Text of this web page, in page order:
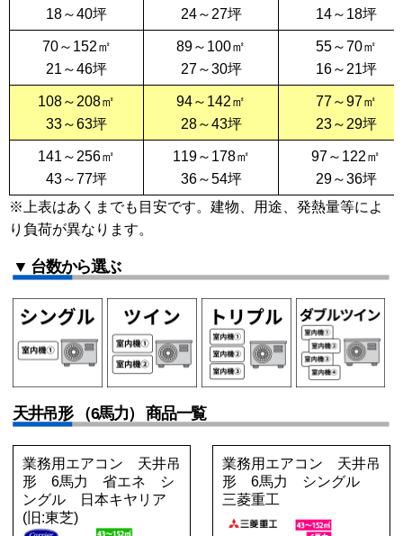
18～40坪
24～27坪
14～18坪
70～152㎡
21～46坪
89～100㎡
27～30坪
55～70㎡
16～21坪
108～208㎡
33～63坪
94～142㎡
28～43坪
77～97㎡
23～29坪
141～256㎡
43～77坪
119～178㎡
36～54坪
97～122㎡
29～36坪
※上表はあくまでも目安です。建物、用途、発熱量等によ
り負荷が異なります。
▼ 台数から選ぶ
天井吊形 （6馬力） 商品一覧
業務用エアコン 天井吊
形 6馬力 省エネ シ
ングル 日本キヤリア
(旧:東芝)
業務用エアコン 天井吊
形 6馬力 シングル
三菱重工